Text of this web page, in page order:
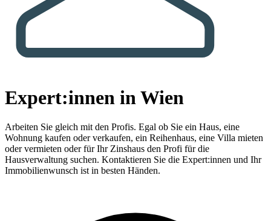
Expert:innen in Wien
Arbeiten Sie gleich mit den Profis. Egal ob Sie ein Haus, eine
Wohnung kaufen oder verkaufen, ein Reihenhaus, eine Villa mieten
oder vermieten oder für Ihr Zinshaus den Profi für die
Hausverwaltung suchen. Kontaktieren Sie die Expert:innen und Ihr
Immobilienwunsch ist in besten Händen.